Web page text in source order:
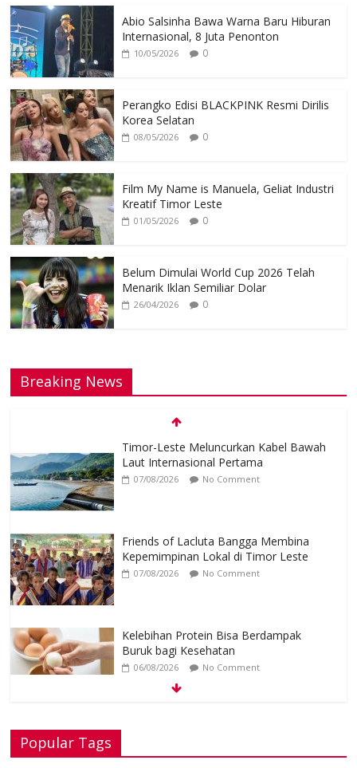
Abio Salsinha Bawa Warna Baru Hiburan
Internasional, 8 Juta Penonton
10/05/2026 0
Perangko Edisi BLACKPINK Resmi Dirilis
Korea Selatan
08/05/2026 0
Film My Name is Manuela, Geliat Industri
Kreatif Timor Leste
01/05/2026 0
Belum Dimulai World Cup 2026 Telah
Menarik Iklan Semiliar Dolar
26/04/2026 0
Breaking News
Timor-Leste Meluncurkan Kabel Bawah
Laut Internasional Pertama
07/08/2026 No Comment
Friends of Lacluta Bangga Membina
Kepemimpinan Lokal di Timor Leste
07/08/2026 No Comment
Kelebihan Protein Bisa Berdampak
Buruk bagi Kesehatan
06/08/2026 No Comment
06/08/2026 No Comment
Popular Tags